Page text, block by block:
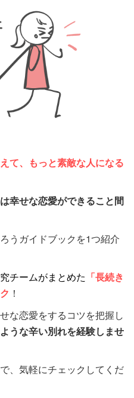
て、もっと素敵な人になる
幸せな恋愛ができること間
うガイドブックを1つ紹介
チームがまとめた 「長続き
！
な恋愛をするコツを把握し
うな辛い別れを経験しませ
、気軽にチェックしてくだ